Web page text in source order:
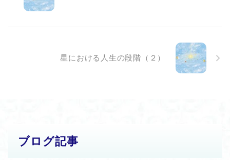
星における人生の段階（２）
ブログ記事